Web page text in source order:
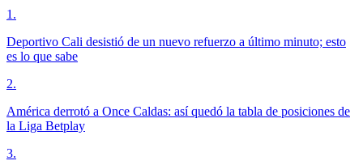
1 .
Deportivo Cali desistió de un nuevo refuerzo a último minuto; esto
es lo que sabe
2.
América derrotó a Once Caldas: así quedó la tabla de posiciones de
la Liga Betplay
3.